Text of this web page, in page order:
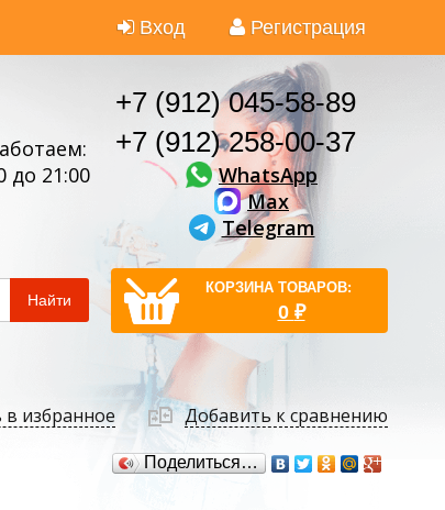
Вход Регистрация
до 21:00
+7 (912) 045-58-89
+7 (912) 258-00-37
WhatsApp
Max
Telegram
Найти
КОРЗИНА ТОВАРОВ:
0 ₽
избранное Добавить к сравнению
Поделиться…